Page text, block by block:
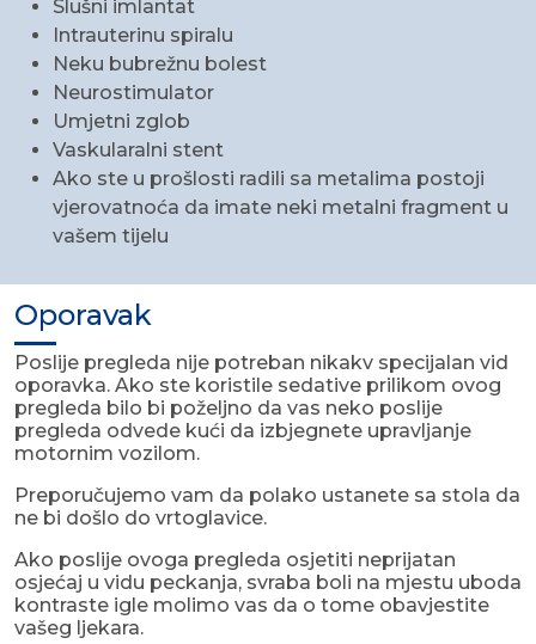
Slušni imlantat
Intrauterinu spiralu
Neku bubrežnu bolest
Neurostimulator
Umjetni zglob
Vaskularalni stent
Ako ste u prošlosti radili sa metalima postoji
vjerovatnoća da imate neki metalni fragment u
vašem tijelu
Oporavak
Poslije pregleda nije potreban nikakv specijalan vid
oporavka. Ako ste koristile sedative prilikom ovog
pregleda bilo bi poželjno da vas neko poslije
pregleda odvede kući da izbjegnete upravljanje
motornim vozilom.
Preporučujemo vam da polako ustanete sa stola da
ne bi došlo do vrtoglavice.
Ako poslije ovoga pregleda osjetiti neprijatan
osjećaj u vidu peckanja, svraba boli na mjestu uboda
kontraste igle molimo vas da o tome obavjestite
vašeg ljekara.